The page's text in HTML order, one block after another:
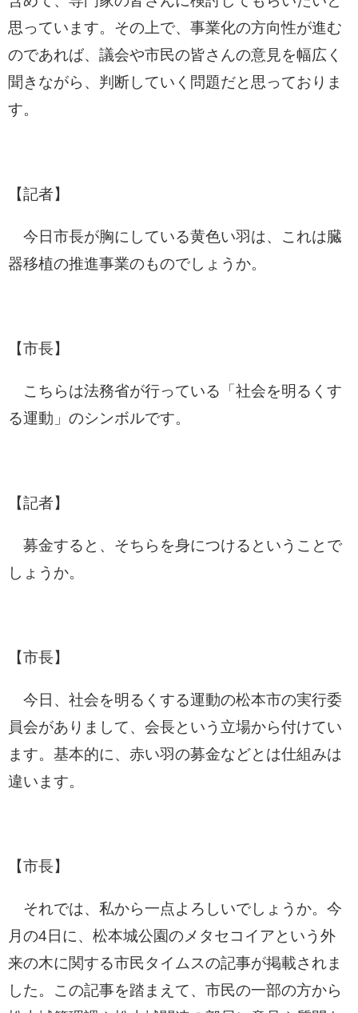
思っています。その上で、事業化の方向性が進む
のであれば、議会や市民の皆さんの意見を幅広く
聞きながら、判断していく問題だと思っておりま
す。
【記者】
今日市長が胸にしている黄色い羽は、これは臓
器移植の推進事業のものでしょうか。
【市長】
こちらは法務省が行っている「社会を明るくす
る運動」のシンボルです。
【記者】
募金すると、そちらを身につけるということで
しょうか。
【市長】
今日、社会を明るくする運動の松本市の実行委
員会がありまして、会長という立場から付けてい
ます。基本的に、赤い羽の募金などとは仕組みは
違います。
【市長】
それでは、私から一点よろしいでしょうか。今
月の4日に、松本城公園のメタセコイアという外
来の木に関する市民タイムスの記事が掲載されま
した。この記事を踏まえて、市民の一部の方から